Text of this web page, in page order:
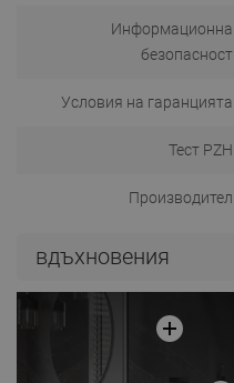
Информационна
безопасност
Условия на гаранцията
Тест PZH
Производител
вдъхновения